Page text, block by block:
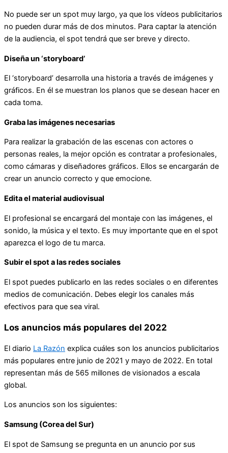
No puede ser un spot muy largo, ya que los vídeos publicitarios
no pueden durar más de dos minutos. Para captar la atención
de la audiencia, el spot tendrá que ser breve y directo.
Diseña un ‘storyboard’
El ‘storyboard’ desarrolla una historia a través de imágenes y
gráficos. En él se muestran los planos que se desean hacer en
cada toma.
Graba las imágenes necesarias
Para realizar la grabación de las escenas con actores o
personas reales, la mejor opción es contratar a profesionales,
como cámaras y diseñadores gráficos. Ellos se encargarán de
crear un anuncio correcto y que emocione.
Edita el material audiovisual
El profesional se encargará del montaje con las imágenes, el
sonido, la música y el texto. Es muy importante que en el spot
aparezca el logo de tu marca.
Subir el spot a las redes sociales
El spot puedes publicarlo en las redes sociales o en diferentes
medios de comunicación. Debes elegir los canales más
efectivos para que sea viral.
Los anuncios más populares del 2022
El diario La Razón explica cuáles son los anuncios publicitarios
más populares entre junio de 2021 y mayo de 2022. En total
representan más de 565 millones de visionados a escala
global.
Los anuncios son los siguientes:
Samsung (Corea del Sur)
El spot de Samsung se pregunta en un anuncio por sus